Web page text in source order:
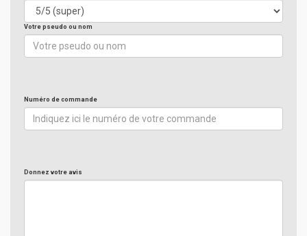
Votre pseudo ou nom
Numéro de commande
Donnez votre avis